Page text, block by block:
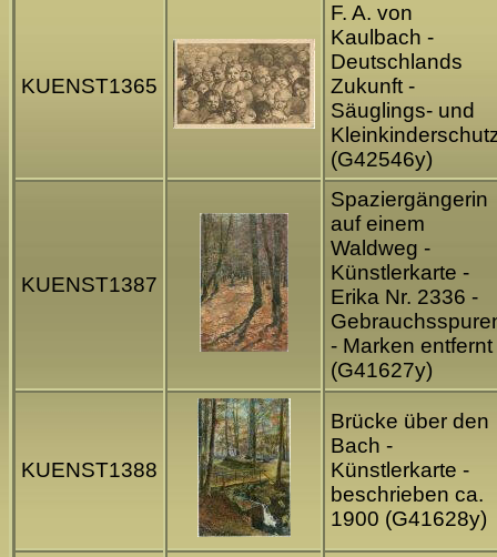
KUENST1365
F. A. von
Kaulbach -
Deutschlands
Zukunft -
Säuglings- und
(G42546y)
KUENST1387
Spaziergängerin
auf einem
Waldweg -
Künstlerkarte -
Erika Nr. 2336 -
- Marken entfernt
(G41627y)
KUENST1388
Brücke über den
Bach -
Künstlerkarte -
beschrieben ca.
1900 (G41628y)